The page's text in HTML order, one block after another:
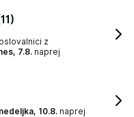
z
7.8. naprej
10.8. naprej